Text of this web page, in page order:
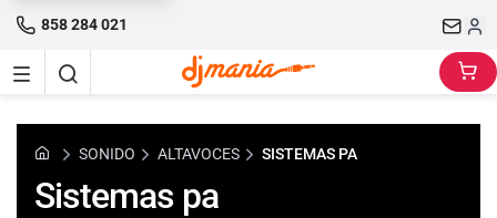
858 284 021
SONIDO ALTAVOCES SISTEMAS PA
Sistemas pa